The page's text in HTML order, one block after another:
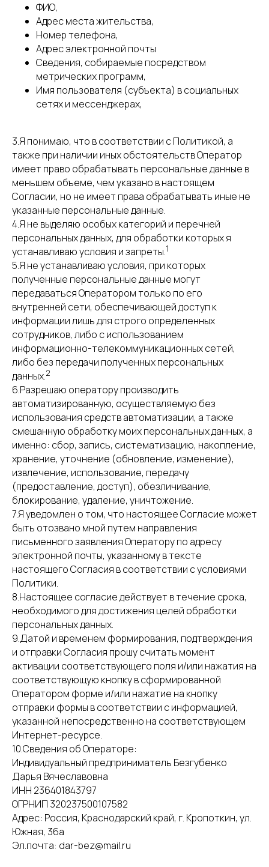
ФИО,
Адрес места жительства,
Номер телефона,
Адрес электронной почты
Сведения, собираемые посредством
метрических программ,
Имя пользователя (субъекта) в социальных
сетях и мессенджерах,
3.Я понимаю, что в соответствии с Политикой, а
также при наличии иных обстоятельств Оператор
имеет право обрабатывать персональные данные в
меньшем объеме, чем указано в настоящем
Согласии, но не имеет права обрабатывать иные не
указанные персональные данные.
4.Я не выделяю особых категорий и перечней
персональных данных, для обработки которых я
устанавливаю условия и запреты.1
5.Я не устанавливаю условия, при которых
полученные персональные данные могут
передаваться Оператором только по его
внутренней сети, обеспечивающей доступ к
информации лишь для строго определенных
сотрудников, либо с использованием
информационно-телекоммуникационных сетей,
либо без передачи полученных персональных
данных.2
6.Разрешаю оператору производить
автоматизированную, осуществляемую без
использования средств автоматизации, а также
смешанную обработку моих персональных данных, а
именно: сбор, запись, систематизацию, накопление,
хранение, уточнение (обновление, изменение),
извлечение, использование, передачу
(предоставление, доступ), обезличивание,
блокирование, удаление, уничтожение.
7.Я уведомлен о том, что настоящее Согласие может
быть отозвано мной путем направления
письменного заявления Оператору по адресу
электронной почты, указанному в тексте
настоящего Согласия в соответствии с условиями
Политики.
8.Настоящее согласие действует в течение срока,
необходимого для достижения целей обработки
персональных данных.
9.Датой и временем формирования, подтверждения
и отправки Согласия прошу считать момент
активации соответствующего поля и/или нажатия на
соответствующую кнопку в сформированной
Оператором форме и/или нажатие на кнопку
отправки формы в соответствии с информацией,
указанной непосредственно на соответствующем
Интернет-ресурсе.
10.Сведения об Операторе:
Индивидуальный предприниматель Безгубенко
Дарья Вячеславовна
ИНН 236401843797
ОГРНИП 320237500107582
Адрес: Россия, Краснодарский край, г. Кропоткин, ул.
Южная, 36а
Эл.почта: dar-bez@mail.ru
Корпоративным клиентам
Если нужно поздравить сотрудников, заказать
цветы к важной дате или украсить
пространство букетами - мы всё организуем